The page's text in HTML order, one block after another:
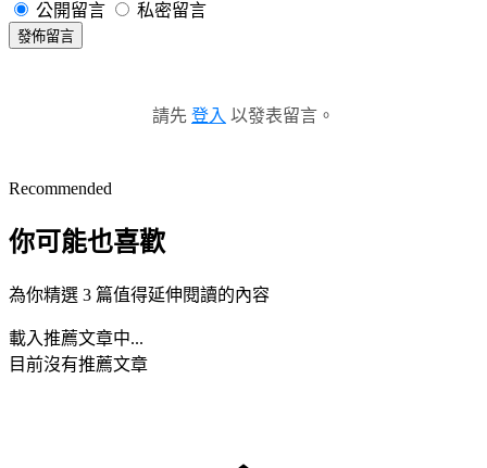
公開留言 私密留言
發佈留言
請先 登入 以發表留言。
Recommended
你可能也喜歡
為你精選 3 篇值得延伸閱讀的內容
載入推薦文章中...
目前沒有推薦文章